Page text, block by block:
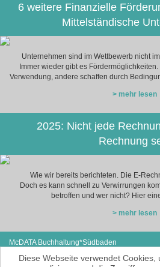
6 weitere Finanzielle
Mittelständische
Unternehmen sind im Wettbewerb nicht
Immer wieder gibt es
Verwendung, andere schaffen durch
> mehr lesen
2025: Nicht jede
Rechnung
Wie wir bereits berichteten. Die E-
Doch es kann schnell zu Verwirrungen
betroffen und wer nicht? Hier
> mehr lesen
McDATA Buchhaltung*Südbaden
79585 Steinen
Diese Webseite verwendet Cookies,